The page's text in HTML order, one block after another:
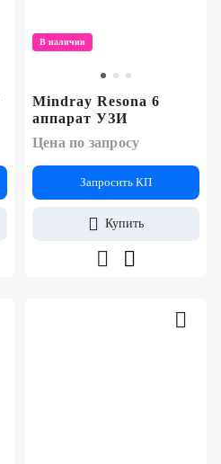
В наличии
Mindray Resona 6
аппарат УЗИ
Цена по запросу
Запросить КП
Купить